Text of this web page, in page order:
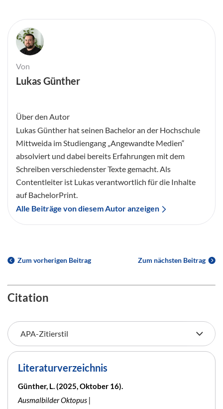
Von
Lukas Günther
Über den Autor
Lukas Günther hat seinen Bachelor an der Hochschule
Mittweida im Studiengang „Angewandte Medien“
absolviert und dabei bereits Erfahrungen mit dem
Schreiben verschiedenster Texte gemacht. Als
Contentleiter ist Lukas verantwortlich für die Inhalte
auf BachelorPrint.
Alle Beiträge von diesem Autor anzeigen
Zum vorherigen Beitrag Zum nächsten Beitrag
Citation
Literaturverzeichnis
Günther, L. (2025, Oktober 16).
Ausmalbilder Oktopus |